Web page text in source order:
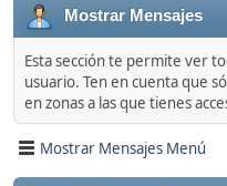
Mostrar Mensajes
Esta sección te permite ver
usuario. Ten en cuenta que
en zonas a las que tienes
Mostrar Mensajes Menú